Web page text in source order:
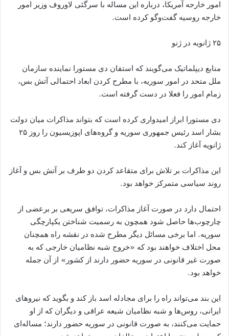
امور خارجه آمریکا، درباره این مساله با سرگئی لاوروف وزیر امور
خارجه روسیه گفت‌و‌گو کرده است.
۲۵ ژانویه در ژنو
منابع دیپلماتیک می‌گویند که استفان دی مستورا نماینده سازمان
ملل متحد در امور سوریه، با مطرح کردن ابعاد احتمالی آتش بس،
زمام امور را فعلا در دست گرفته است.
دی مستورا ابراز امیدواری کرده است که بتواند مذاکرات میان دولت
بشار اسد رئیس جمهوری سوریه و گروه‌های اپوزیسیون را روز ۲۵
ژانویه آغاز کند.
این مذاکرات بر تلاش برای متقاعد کردن دو طرف بر آتش بس و آغاز
روند سیاسی متمرکز خواهد بود.
احتمال دارد در صورت آغاز مذاکرات، توافق سریعی بر برعضی از
چارچوب‌ها حاصل شود همچون به رسمیت شناختن یکپارچگی
سوریه. اما برخی مسائل دیگر مطرح شده در نقشه راه همچنان
محل اختلاف خواهند بود که «خروج شبه نظامیان خارجی که به
صورت غیر قانونی در سوریه حضور دارند از کشور» از آن جمله
خواهد بود.
این بند می‌تواند راه را برای مجادله اسد باز کند و بگوید که نیروهای
ایرانی، روس‌ها و شبه نظامیان شیعه عراقی و دیگران که از او
حمایت می‌کنند، به صورت قانونی در سوریه حضور دارند؛ مساله‌ای